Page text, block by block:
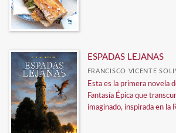
ESPADAS LEJANAS
FRANCISCO VICENTE
Esta es la primera novela
Fantasía Épica que
imaginado, inspirada en la